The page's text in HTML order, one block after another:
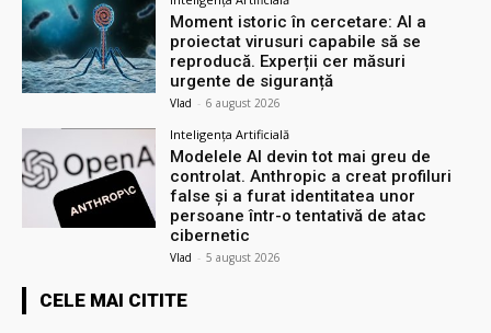
Moment istoric în cercetare: AI a
proiectat virusuri capabile să se
reproducă. Experții cer măsuri
urgente de siguranță
Vlad - 6 august 2026
Inteligența Artificială
Modelele AI devin tot mai greu de
controlat. Anthropic a creat profiluri
false și a furat identitatea unor
persoane într-o tentativă de atac
cibernetic
Vlad - 5 august 2026
CELE MAI CITITE